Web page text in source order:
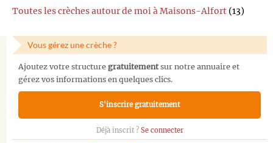
Toutes les crèches autour de moi à Maisons-Alfort (13)
Vous gérez une crèche ?
Ajoutez votre structure gratuitementsur notre annuaire et
gérez vos informations en quelques clics.
S'inscrire gratuitement
Déjà inscrit ? Se connecter